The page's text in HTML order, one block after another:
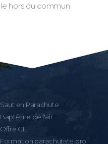
hors du commun.
Saut en Parachute
Baptême de l'air
Offre CE
Formation parachutiste pro